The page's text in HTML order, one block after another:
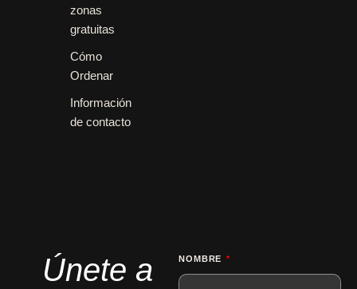
zonas
gratuitas
Cómo
Ordenar
Información
de contacto
Únete a
NOMBRE